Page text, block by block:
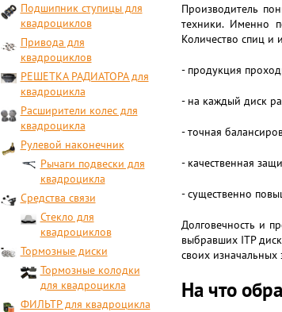
Подшипник ступицы для
квадроциклов
Привода для
квадроциклов
РЕШЕТКА РАДИАТОРА для
квадроцикла
Расширители колес для
квадроцикла
Рулевой наконечник
Рычаги подвески для
квадроцикла
Средства связи
Стекло для
квадроциклов
Тормозные диски
Тормозные колодки
для квадроцикла
ФИЛЬТР для квадроцикла
Производитель
техники. Именно
Количество спиц и
- продукция
- на каждый диск
- точная
- качественная
- существенно
Долговечность и
выбравших ITP
своих
На что